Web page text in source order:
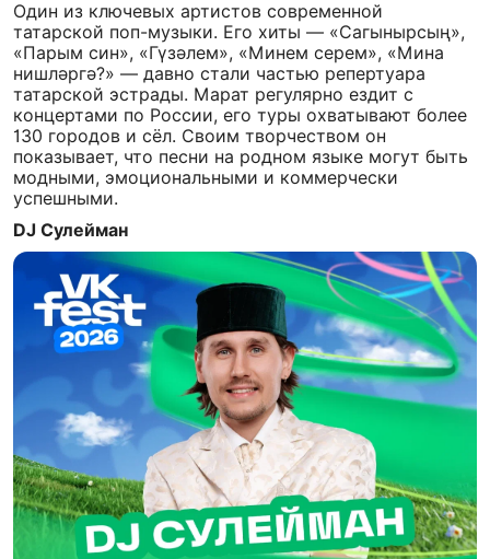
Один из ключевых артистов современной
татарской поп-музыки. Его хиты — «Сагынырсың»,
«Парым син», «Гүзəлем», «Минем серем», «Мина
нишлəргə?» — давно стали частью репертуара
татарской эстрады. Марат регулярно ездит с
концертами по России, его туры охватывают более
130 городов и сёл. Своим творчеством он
показывает, что песни на родном языке могут быть
модными, эмоциональными и коммерчески
успешными.
DJ Сулейман